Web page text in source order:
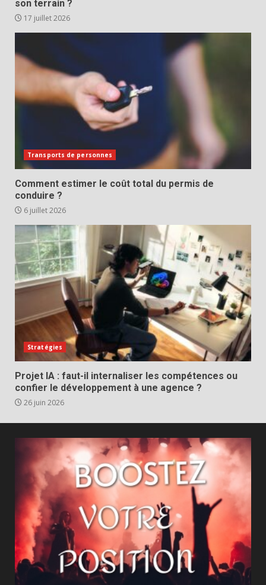
son terrain ?
17 juillet 2026
Transports de personnes
Comment estimer le coût total du permis de
conduire ?
6 juillet 2026
Stratégies
Projet IA : faut-il internaliser les compétences ou
confier le développement à une agence ?
26 juin 2026